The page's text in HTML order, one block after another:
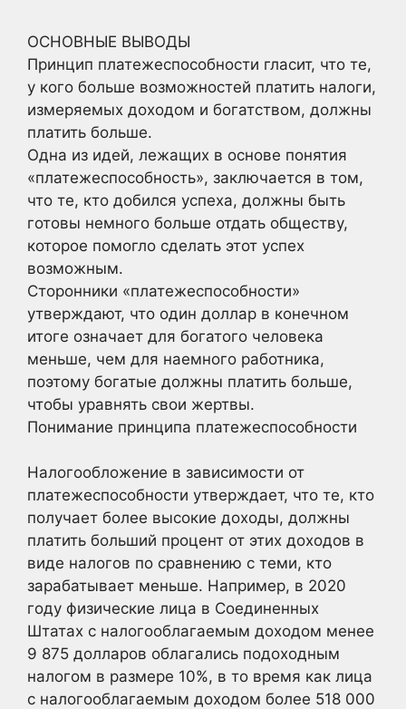
ОСНОВНЫЕ ВЫВОДЫ
Принцип платежеспособности гласит, что те,
у кого больше возможностей платить налоги,
измеряемых доходом и богатством, должны
платить больше.
Одна из идей, лежащих в основе понятия
«платежеспособность», заключается в том,
что те, кто добился успеха, должны быть
готовы немного больше отдать обществу,
которое помогло сделать этот успех
возможным.
Сторонники «платежеспособности»
утверждают, что один доллар в конечном
итоге означает для богатого человека
меньше, чем для наемного работника,
поэтому богатые должны платить больше,
чтобы уравнять свои жертвы.
Понимание принципа платежеспособности
Налогообложение в зависимости от
платежеспособности утверждает, что те, кто
получает более высокие доходы, должны
платить больший процент от этих доходов в
виде налогов по сравнению с теми, кто
зарабатывает меньше. Например, в 2020
году физические лица в Соединенных
Штатах с налогооблагаемым доходом менее
9 875 долларов облагались подоходным
налогом в размере 10%, в то время как лица
с налогооблагаемым доходом более 518 000